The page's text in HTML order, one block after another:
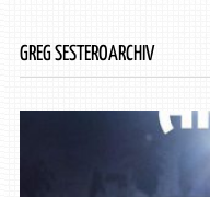
GREG SESTEROARCHIV